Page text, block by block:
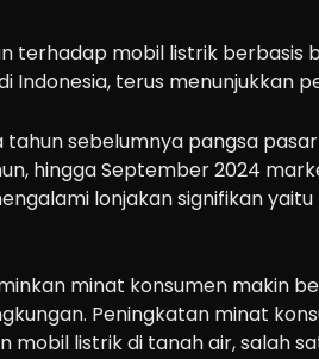
terhadap mobil listrik berbasis
Indonesia, terus menunjukkan
tahun sebelumnya pangsa
hingga September 2024
lonjakan signifikan
minat konsumen makin
Peningkatan minat
mobil listrik di tanah air, salah